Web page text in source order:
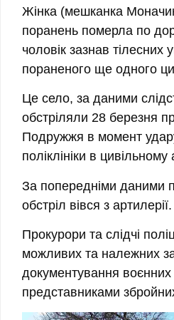
Жінка (мешканка
поранень померла по
чоловік зазнав
пораненого ще одного
Це село, за даними
обстріляли 28 березня
Подружжя в момент
поліклініки в цивільному
За попередніми даними
обстріл вівся з артилерії.
Прокурори та слідчі
можливих та належних
документування воєнних
представниками